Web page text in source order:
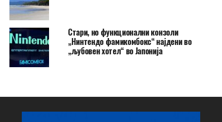
Стари, но функционални конзоли
„Нинтендо фамикомбокс“ најдени во
„љубовен хотел“ во Јапонија